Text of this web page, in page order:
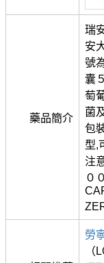
藥品簡介
瑞
安
號
囊
萄
菌
包
型,
注
０
勞
（